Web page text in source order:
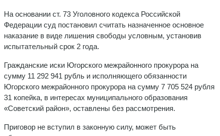
На основании ст. 73 Уголовного кодекса Российской
Федерации суд постановил считать назначенное основное
наказание в виде лишения свободы условным, установив
испытательный срок 2 года.
Гражданские иски Югорского межрайонного прокурора на
сумму 11 292 941 рубль и исполняющего обязанности
Югорского межрайонного прокурора на сумму 7 705 524 рубля
31 копейка, в интересах муниципального образования
«Советский район», оставлены без рассмотрения.
Приговор не вступил в законную силу, может быть